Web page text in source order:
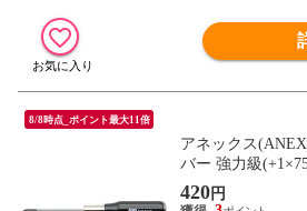
8/8時点_ポイント最大11倍
アネックス
バー 強力級
ツール 170-1-75
420円